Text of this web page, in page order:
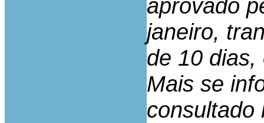
aprovado
janeiro,
de 10
Mais se
consultado